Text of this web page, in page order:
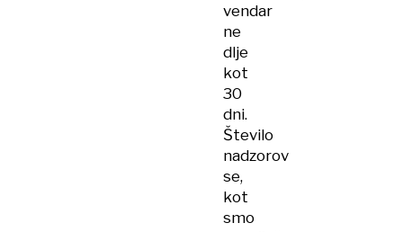
vendar
ne
dlje
kot
30
dni.
Število
nadzorov
se,
kot
smo